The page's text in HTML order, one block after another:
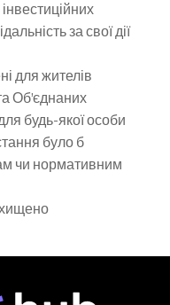
за свої дії
для жителів
Об’єднаних
будь-якої особи
було б
чи нормативним